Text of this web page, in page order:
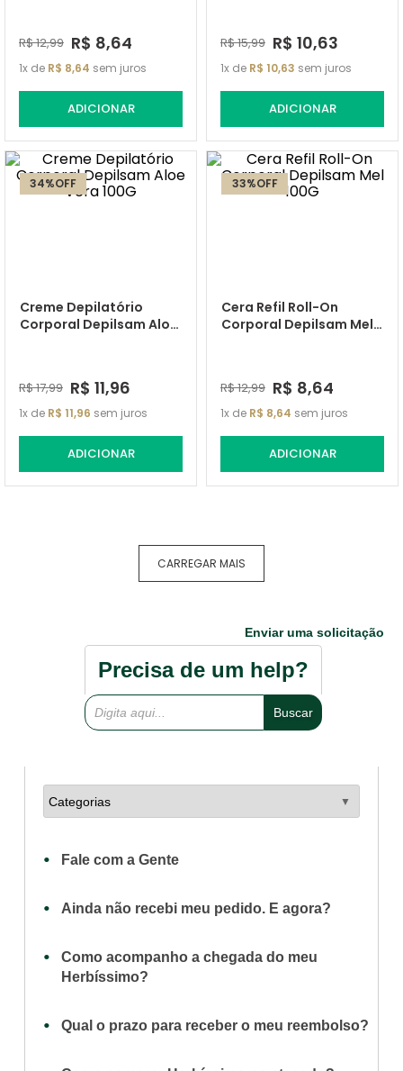
R$12,99 R$ 8,64
1 de R$ 8,64 sem juros
ADICIONAR
R$15,99 R$ 10,63
1 de R$ 10,63 sem juros
ADICIONAR
34%OFF
Creme Depilatório
Corporal Depilsam Aloe
R$17,99 R$ 11,96
1 de R$ 11,96 sem juros
ADICIONAR
33%OFF
Cera Refil Roll-On
Corporal Depilsam Mel
R$12,99 R$ 8,64
1 de R$ 8,64 sem juros
ADICIONAR